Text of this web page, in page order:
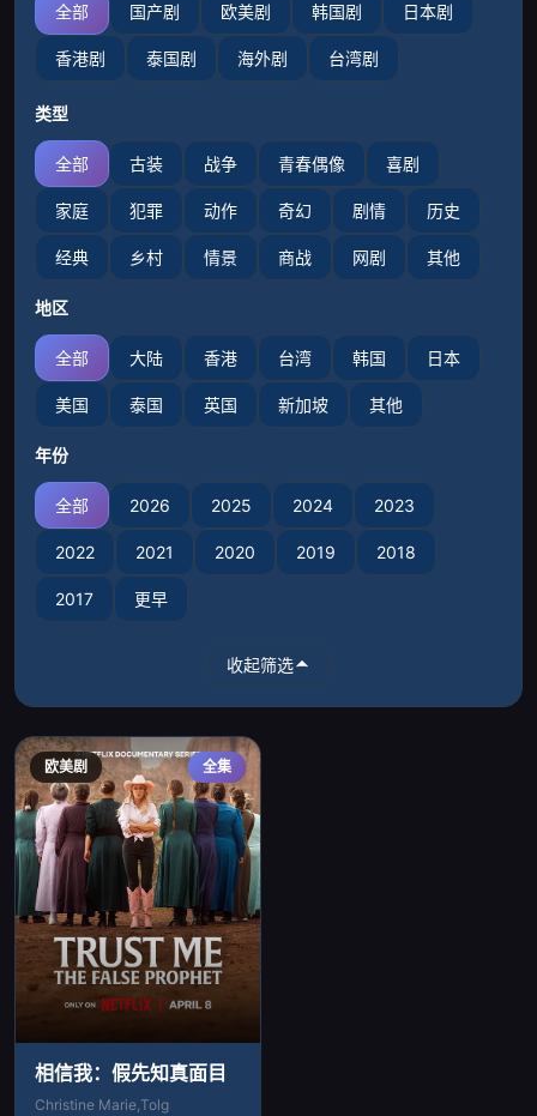
全部 国产剧 欧美剧 韩国剧 日本剧
香港剧 泰国剧 海外剧 台湾剧
类型
全部 古装 战争 青春偶像 喜剧
家庭 犯罪 动作 奇幻 剧情 历史
经典 乡村 情景 商战 网剧 其他
地区
全部 大陆 香港 台湾 韩国 日本
美国 泰国 英国 新加坡 其他
年份
全部 2026 2025 2024 2023
2022 2021 2020 2019 2018
2017 更早
收起筛选
欧美剧 全集
相信我：假先知真面目
Christine Marie,Tolg